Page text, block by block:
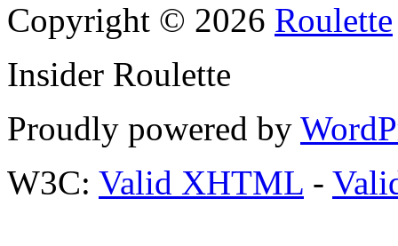
Copyright © 2026 Roulette
Insider Roulette
Proudly powered by
W3C: Valid XHTML -